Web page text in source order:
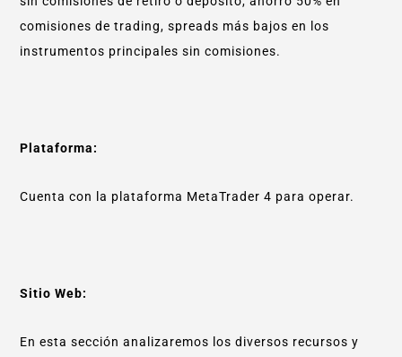
comisiones de trading, spreads más bajos en los
instrumentos principales sin comisiones.
Plataforma:
Cuenta con la plataforma MetaTrader 4 para operar.
Sitio Web:
En esta sección analizaremos los diversos recursos y